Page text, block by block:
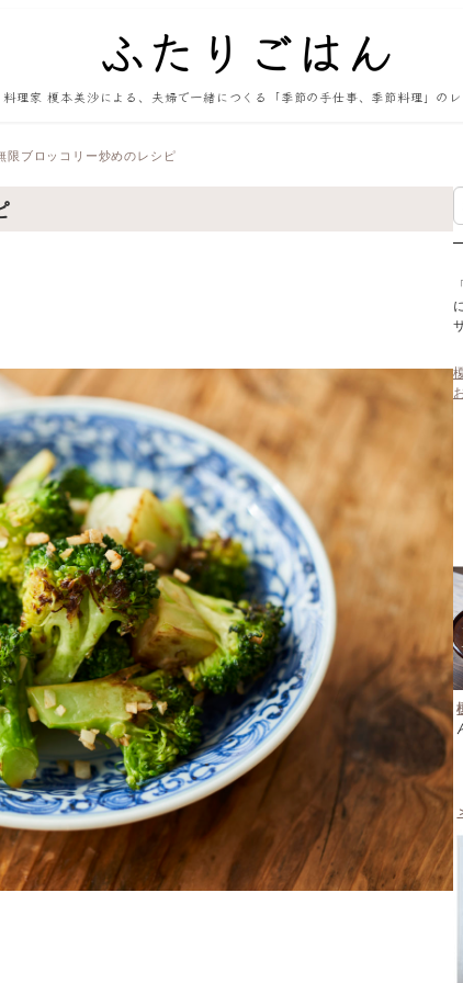
料理家 榎本美沙による、夫婦で一緒につくる「季節の手仕事、季節料理」の
限ブロッコリー炒めのレシピ